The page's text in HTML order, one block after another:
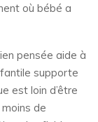
où bébé a
pensée aide à
supporte
est loin d’être
de